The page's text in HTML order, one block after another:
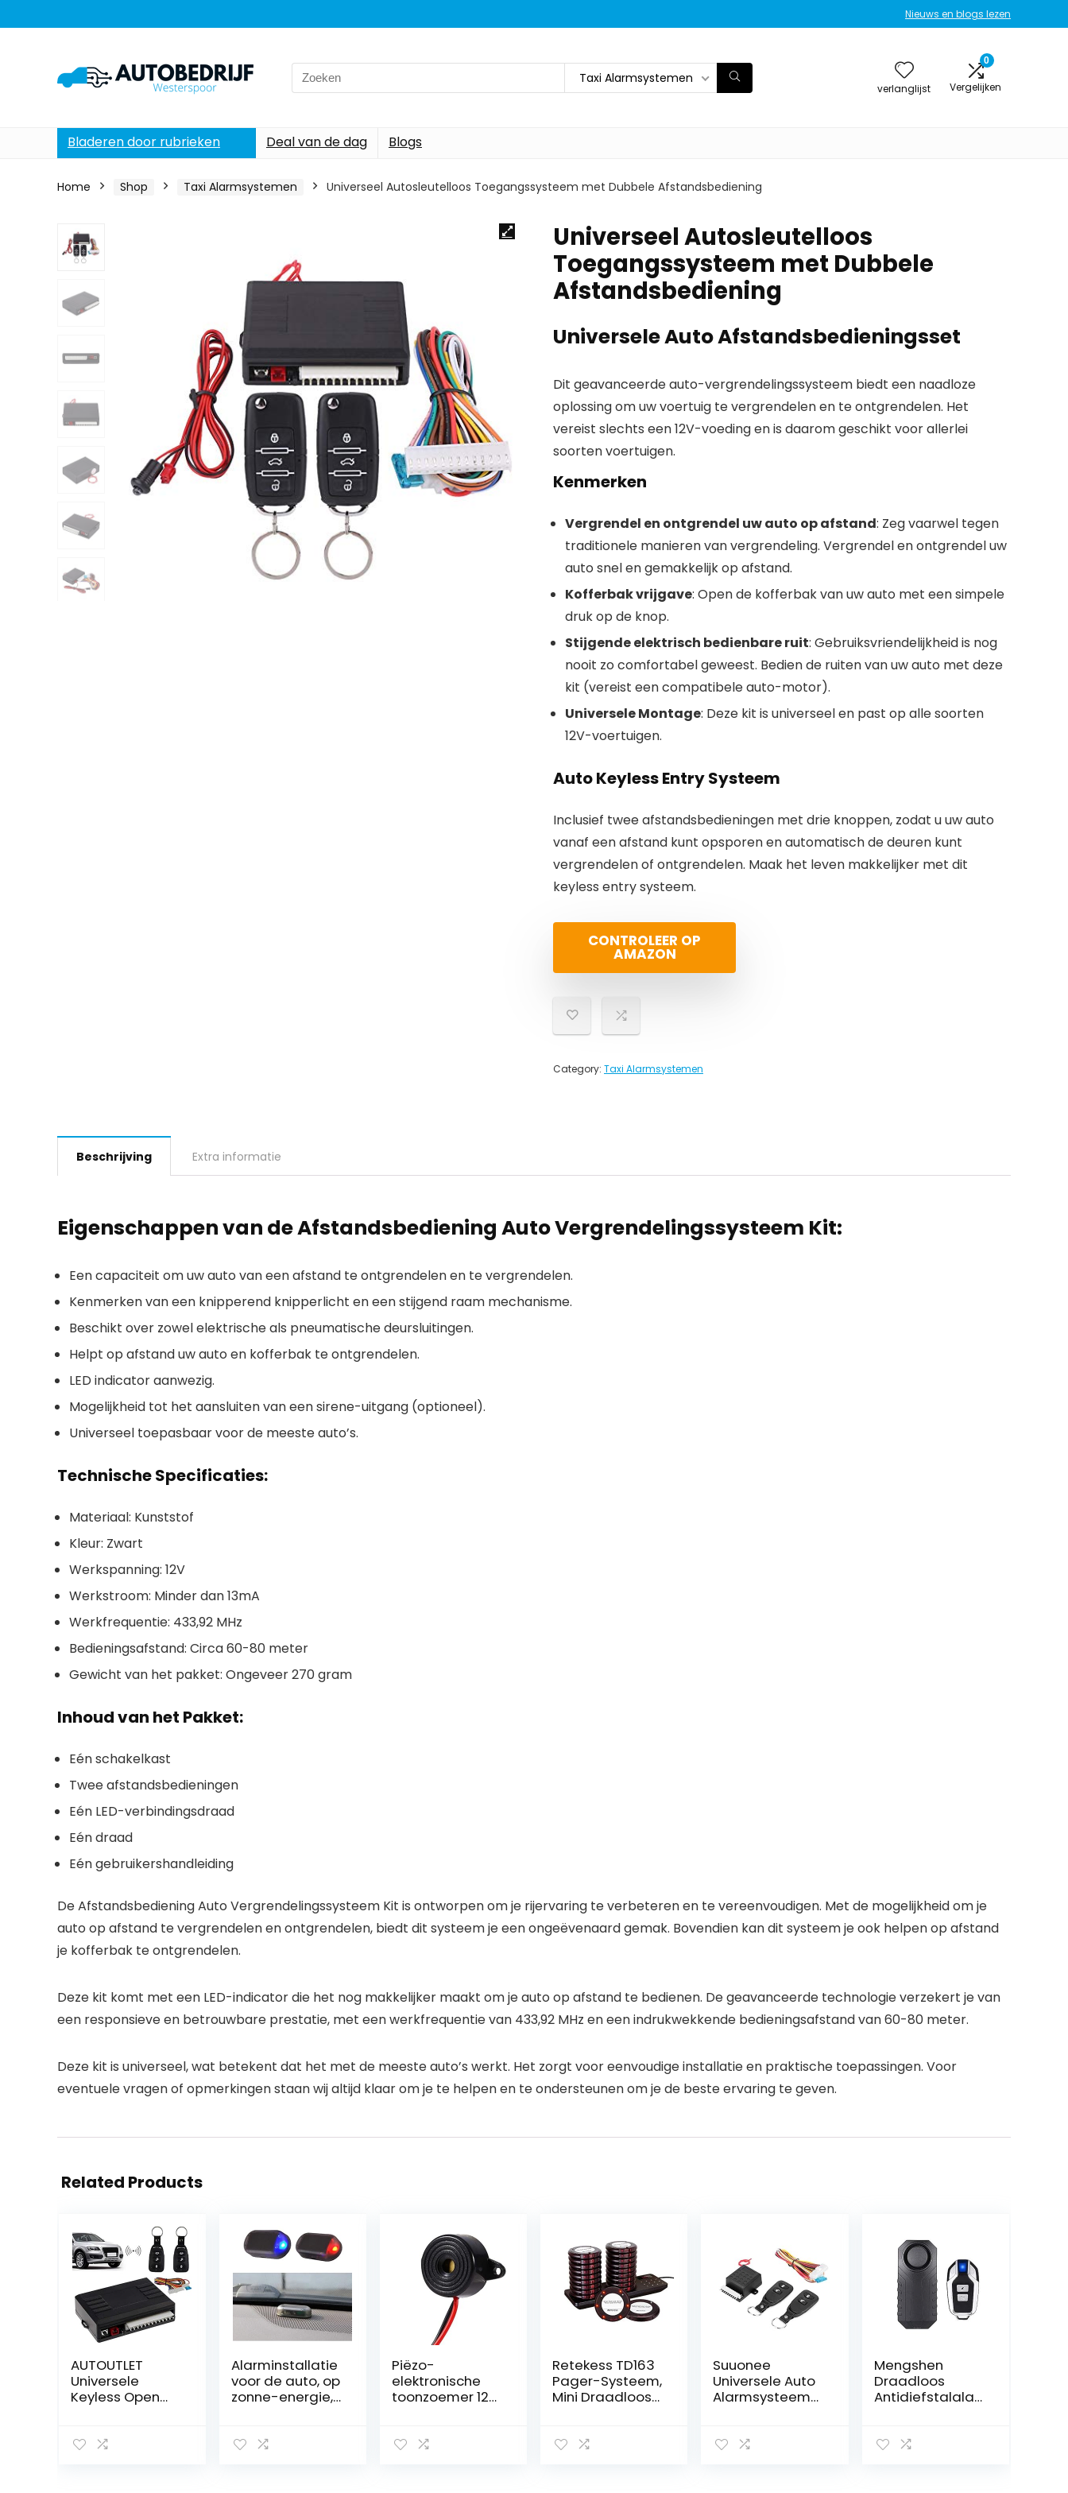
Nieuws en blogs lezen
Search
for:
Taxi Alarmsystemen
verlanglijst
0
Vergelijken
Bladeren door rubrieken Deal van de dag Blogs
Home Shop Taxi Alarmsystemen Universeel Autosleutelloos Toegangssysteem met Dubbele Afstandsbediening
Universeel Autosleutelloos
Toegangssysteem met Dubbele
Afstandsbediening
Universele Auto Afstandsbedieningsset
Dit geavanceerde auto-vergrendelingssysteem biedt een naadloze
oplossing om uw voertuig te vergrendelen en te ontgrendelen. Het
vereist slechts een 12V-voeding en is daarom geschikt voor allerlei
soorten voertuigen.
Kenmerken
Vergrendel en ontgrendel uw auto op afstand: Zeg vaarwel tegen
traditionele manieren van vergrendeling. Vergrendel en ontgrendel uw
auto snel en gemakkelijk op afstand.
Kofferbak vrijgave: Open de kofferbak van uw auto met een simpele
druk op de knop.
Stijgende elektrisch bedienbare ruit: Gebruiksvriendelijkheid is nog
nooit zo comfortabel geweest. Bedien de ruiten van uw auto met deze
kit (vereist een compatibele auto-motor).
Universele Montage: Deze kit is universeel en past op alle soorten
12V-voertuigen.
Auto Keyless Entry Systeem
Inclusief twee afstandsbedieningen met drie knoppen, zodat u uw auto
vanaf een afstand kunt opsporen en automatisch de deuren kunt
vergrendelen of ontgrendelen. Maak het leven makkelijker met dit
keyless entry systeem.
CONTROLEER OP
AMAZON
Category: Taxi Alarmsystemen
Beschrijving Extra informatie
Eigenschappen van de Afstandsbediening Auto Vergrendelingssysteem Kit:
Een capaciteit om uw auto van een afstand te ontgrendelen en te vergrendelen.
Kenmerken van een knipperend knipperlicht en een stijgend raam mechanisme.
Beschikt over zowel elektrische als pneumatische deursluitingen.
Helpt op afstand uw auto en kofferbak te ontgrendelen.
LED indicator aanwezig.
Mogelijkheid tot het aansluiten van een sirene-uitgang (optioneel).
Universeel toepasbaar voor de meeste auto’s.
Technische Specificaties:
Materiaal: Kunststof
Kleur: Zwart
Werkspanning: 12V
Werkstroom: Minder dan 13mA
Werkfrequentie: 433,92 MHz
Bedieningsafstand: Circa 60-80 meter
Gewicht van het pakket: Ongeveer 270 gram
Inhoud van het Pakket:
Eén schakelkast
Twee afstandsbedieningen
Eén LED-verbindingsdraad
Eén draad
Eén gebruikershandleiding
De Afstandsbediening Auto Vergrendelingssysteem Kit is ontworpen om je rijervaring te verbeteren en te vereenvoudigen. Met de mogelijkheid om je
auto op afstand te vergrendelen en ontgrendelen, biedt dit systeem je een ongeëvenaard gemak. Bovendien kan dit systeem je ook helpen op afstand
je kofferbak te ontgrendelen.
Deze kit komt met een LED-indicator die het nog makkelijker maakt om je auto op afstand te bedienen. De geavanceerde technologie verzekert je van
een responsieve en betrouwbare prestatie, met een werkfrequentie van 433,92 MHz en een indrukwekkende bedieningsafstand van 60-80 meter.
Deze kit is universeel, wat betekent dat het met de meeste auto’s werkt. Het zorgt voor eenvoudige installatie en praktische toepassingen. Voor
eventuele vragen of opmerkingen staan wij altijd klaar om je te helpen en te ondersteunen om je de beste ervaring te geven.
Related Products
AUTOUTLET
Universele
Keyless Open
afstandsbedien
Alarminstallatie
voor de auto, op
zonne-energie,
simuleren,
Piëzo-
elektronische
toonzoemer 12V
Retekess TD163
Pager-Systeem,
Mini Draadloos
Roestvrijstalen
Suuonee
Universele Auto
Alarmsysteem
en Anti-Diefstal
Mengshen
Draadloos
Antidiefstalalar
dB, Waterdicht